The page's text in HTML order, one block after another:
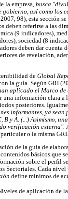
la empresa, busca
así como los
98), esta sección
deben referirse a las
(9 indicadores),
sociedad (8
deben dar cuenta
de revelación,
de Global
la guía. Según GRI
aplicado el Marco
una información clara
posteriores.
informantes, ya
B y A. (...) Asimismo,
verificación externa".
o la misma GRI.
de la guía de
básicos que
sobre el perfil
Sectoriales. Cada
define mínimos de
de aplicación de